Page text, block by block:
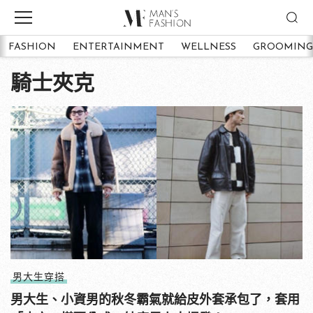
FASHION ENTERTAINMENT WELLNESS GROOMING
騎士夾克
男大生穿搭
男大生、小資男的秋冬霸氣就給皮外套承包了，套用